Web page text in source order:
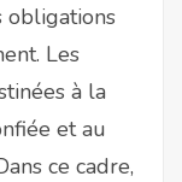
obligations
Les
à la
et au
ce cadre,